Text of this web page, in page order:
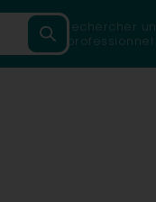
Rechercher un
professionnel